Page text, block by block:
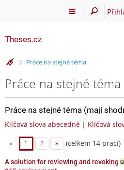
Theses.cz
>Práce na stejné téma
Práce na stejné téma
Práce na stejné téma (mají
Klíčová slova abecedně | Klíčová
« 1 2 » (celkem 14 prací)
A solution for reviewing and revoking